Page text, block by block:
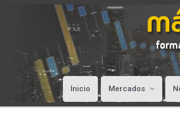
Inicio Mercados